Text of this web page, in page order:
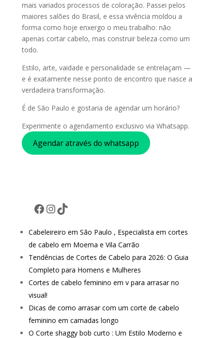
mais variados processos de coloração. Passei pelos
maiores salões do Brasil, e essa vivência moldou a
forma como hoje enxergo o meu trabalho: não
apenas cortar cabelo, mas construir beleza como um
todo.
Estilo, arte, vaidade e personalidade se entrelaçam —
e é exatamente nesse ponto de encontro que nasce a
verdadeira transformação.
É de São Paulo e gostaria de agendar um horário?
Experimente o agendamento exclusivo via Whatsapp.
Agendar através do whatsapp
Facebook
Instagram
TikTok
Cabeleireiro em São Paulo , Especialista em cortes
de cabelo em Moema e Vila Carrão
Tendências de Cortes de Cabelo para 2026: O Guia
Completo para Homens e Mulheres
Cortes de cabelo feminino em v para arrasar no
visual!
Dicas de como arrasar com um corte de cabelo
feminino em camadas longo
O Corte shaggy bob curto : Um Estilo Moderno e